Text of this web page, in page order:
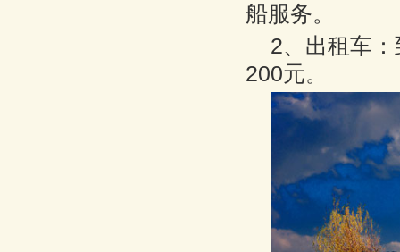
船服务。
2、出租车
200元。